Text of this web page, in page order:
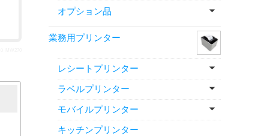
オプション品
業務用プリンター
レシートプリンター
ラベルプリンター
モバイルプリンター
キッチンプリンター